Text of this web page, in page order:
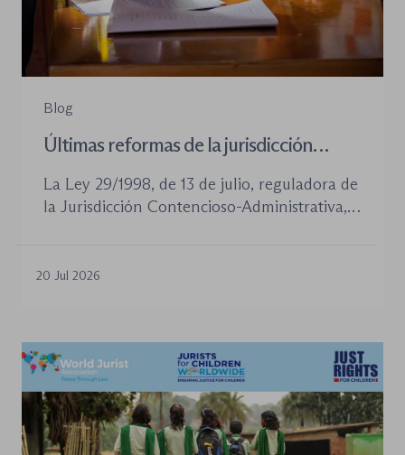
Blog
Últimas reformas de la jurisdicción
La Ley 29/1998, de 13 de julio, reguladora de
la Jurisdicción Contencioso-Administrativa,
aprobadas en los últimos años no han
tramitación de los procedimientos como en
la organización de los órganos […]
20 Jul 2026